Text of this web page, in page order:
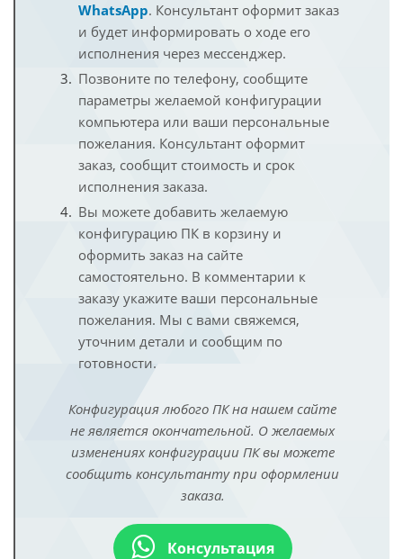
WhatsApp. Консультант оформит заказ
и будет информировать о ходе его
исполнения через мессенджер.
Позвоните по телефону, сообщите
параметры желаемой конфигурации
компьютера или ваши персональные
пожелания. Консультант оформит
заказ, сообщит стоимость и срок
исполнения заказа.
Вы можете добавить желаемую
конфигурацию ПК в корзину и
оформить заказ на сайте
самостоятельно. В комментарии к
заказу укажите ваши персональные
пожелания. Мы с вами свяжемся,
уточним детали и сообщим по
готовности.
Конфигурация любого ПК на нашем сайте
не является окончательной. О желаемых
изменениях конфигурации ПК вы можете
сообщить консультанту при оформлении
заказа.
Консультация